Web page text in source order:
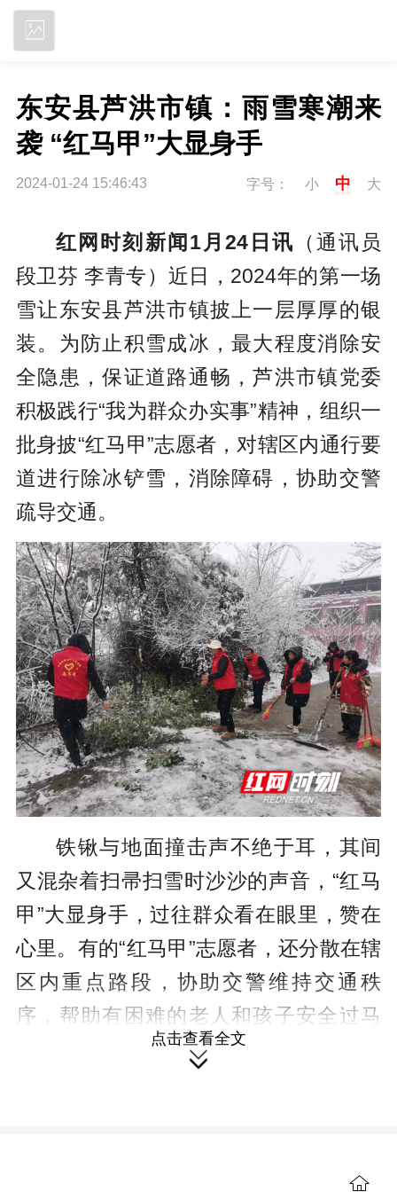
东安县芦洪市镇：雨雪寒潮来
袭 “红马甲”大显身手
2024-01-24 15:46:43 字号： 小 中 大
红网时刻新闻1月24日讯 （通讯员
段卫芬 李青专）近日，2024年的第一场
雪让东安县芦洪市镇披上一层厚厚的银
装。为防止积雪成冰，最大程度消除安
全隐患，保证道路通畅，芦洪市镇党委
积极践行“我为群众办实事”精神，组织一
批身披“红马甲”志愿者，对辖区内通行要
道进行除冰铲雪，消除障碍，协助交警
疏导交通。
铁锹与地面撞击声不绝于耳，其间
又混杂着扫帚扫雪时沙沙的声音，“红马
甲”大显身手，过往群众看在眼里，赞在
心里。有的“红马甲”志愿者，还分散在辖
区内重点路段，协助交警维持交通秩
序，帮助有困难的老人和孩子安全过马
路，提醒路人遵守交通规则，让乡亲们
点击查看全文
